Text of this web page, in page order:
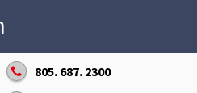
805. 687. 2300